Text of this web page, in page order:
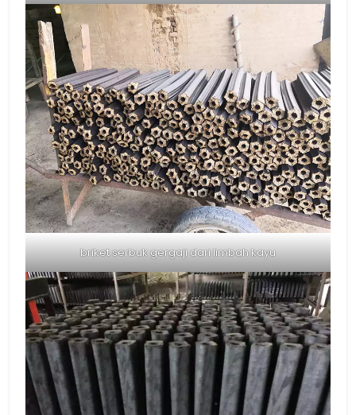
briket serbuk gergaji dari limbah kayu